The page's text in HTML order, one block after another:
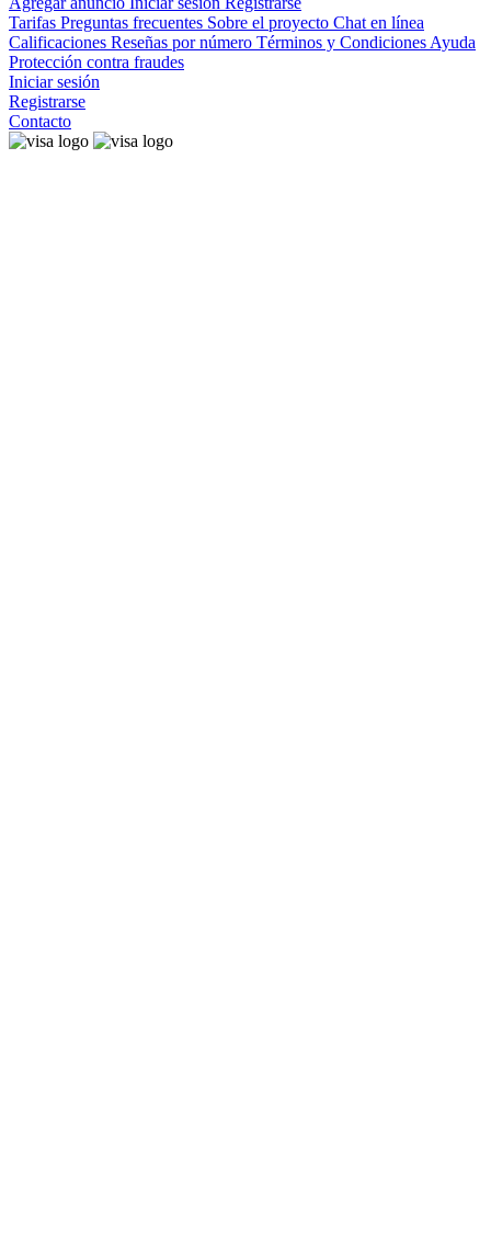
Tarifas Preguntas frecuentes Sobre el proyecto Chat en línea
Calificaciones Reseñas por número Términos y Condiciones Ayuda
Protección contra fraudes
Iniciar sesión
Registrarse
Contacto